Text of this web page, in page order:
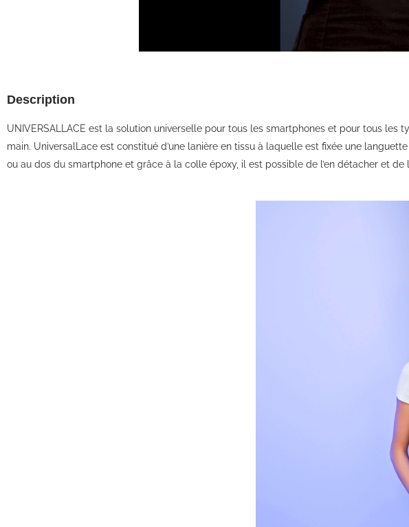
Description
UNIVERSALLACE est la solution universelle pour tous les smartphones et pour tous
main. UniversalLace est constitué d’une lanière en tissu à laquelle est fixée une
ou au dos du smartphone et grâce à la colle époxy, il est possible de l’en détacher et de